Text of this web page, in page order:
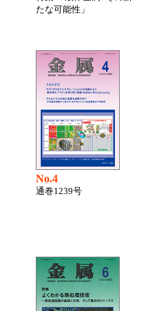
たな可能性」
No.4
通巻1239号